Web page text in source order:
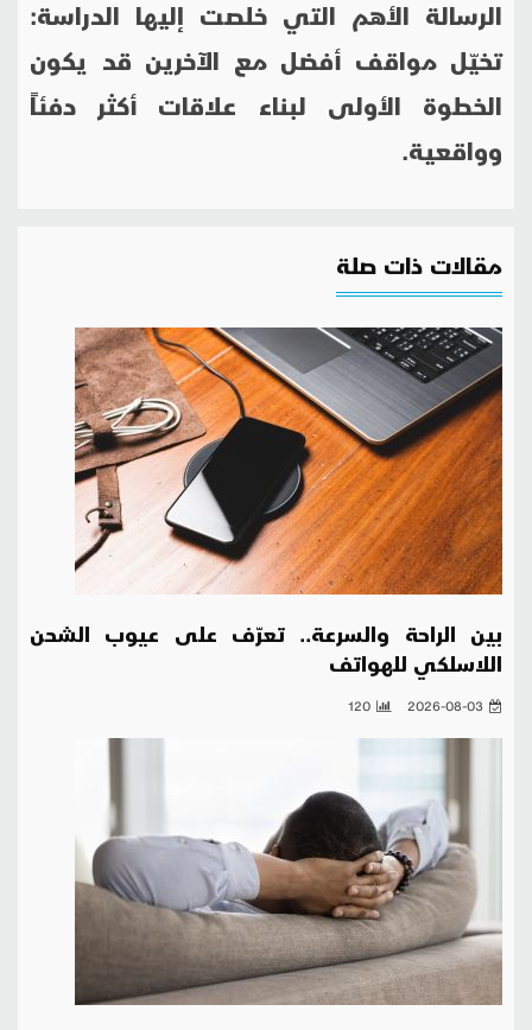
الرسالة الأهم التي خلصت إليها الدراسة:
تخيّل مواقف أفضل مع الآخرين قد يكون
الخطوة الأولى لبناء علاقات أكثر دفئاً
وواقعية.
مقالات ذات صلة
بين الراحة والسرعة.. تعرّف على عيوب الشحن
اللاسلكي للهواتف
2026-08-03
120